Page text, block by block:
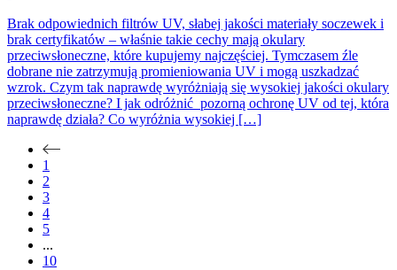
Brak odpowiednich filtrów UV, słabej jakości materiały soczewek i
brak certyfikatów – właśnie takie cechy mają okulary
przeciwsłoneczne, które kupujemy najczęściej. Tymczasem źle
dobrane nie zatrzymują promieniowania UV i mogą uszkadzać
wzrok. Czym tak naprawdę wyróżniają się wysokiej jakości okulary
przeciwsłoneczne? I jak odróżnić pozorną ochronę UV od tej, która
naprawdę działa? Co wyróżnia wysokiej […]
1
2
3
4
5
...
10